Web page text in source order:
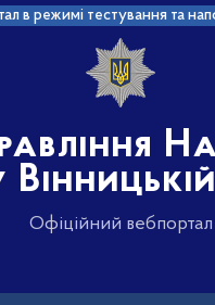
в режимі тестування та
Офіційний вебпортал